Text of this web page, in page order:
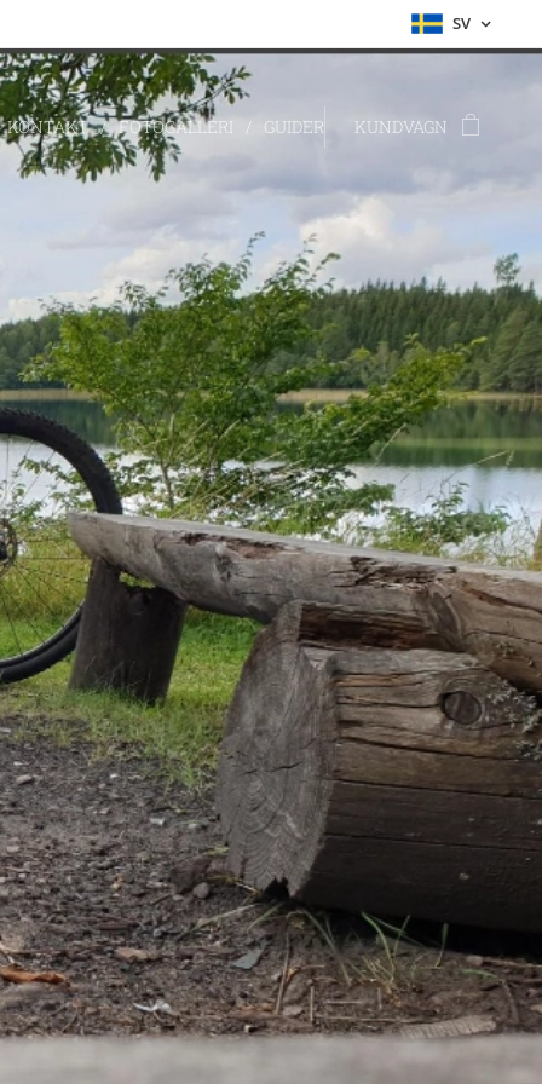
SV
KONTAKT FOTOGALLERI GUIDER KUNDVAGN